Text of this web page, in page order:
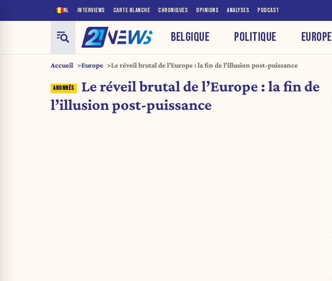
NL INTERVIEWS CARTE BLANCHE CHRONIQUES OPINIONS ANALYSES PODCAST
BELGIQUE POLITIQUE EUROPE
Accueil Europe Le réveil brutal de l’Europe : la fin de l’illusion post-puissance
Le réveil brutal de l’Europe : la fin de
l’illusion post-puissance